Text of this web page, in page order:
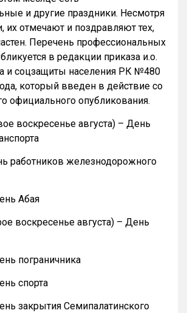
и другие праздники. Несмотря
их отмечают и поздравляют тех,
Перечень профессиональных
в редакции приказа и.о.
и соцзащиты населения РК №480
который введен в действие со
официального опубликования.
воскресенье августа) – День
работников железнодорожного
Абая
воскресенье августа) – День
пограничника
спорта
закрытия Семипалатинского